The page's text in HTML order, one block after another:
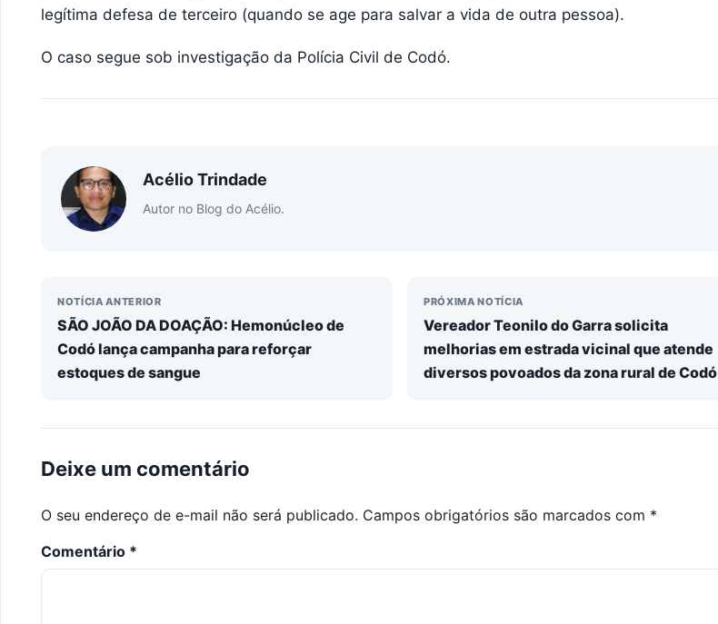
legítima defesa de terceiro (quando se age para salvar a vida de outra pessoa).
​O caso segue sob investigação da Polícia Civil de Codó.
Acélio Trindade
Autor no Blog do Acélio.
NOTÍCIA ANTERIOR
SÃO JOÃO DA DOAÇÃO: Hemonúcleo de
Codó lança campanha para reforçar
estoques de sangue
PRÓXIMA NOTÍCIA
Vereador Teonilo do Garra solicita
melhorias em estrada vicinal que atende
diversos povoados da zona rural de Codó
Deixe um comentário
O seu endereço de e-mail não será publicado. Campos obrigatórios são marcados com *
Comentário *